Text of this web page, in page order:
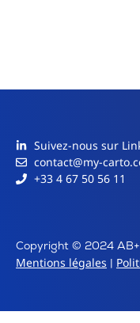
Suivez-nous sur
contact@my-
+33 4 67 50 56 11
Copyright © 2024
Mentions légales |